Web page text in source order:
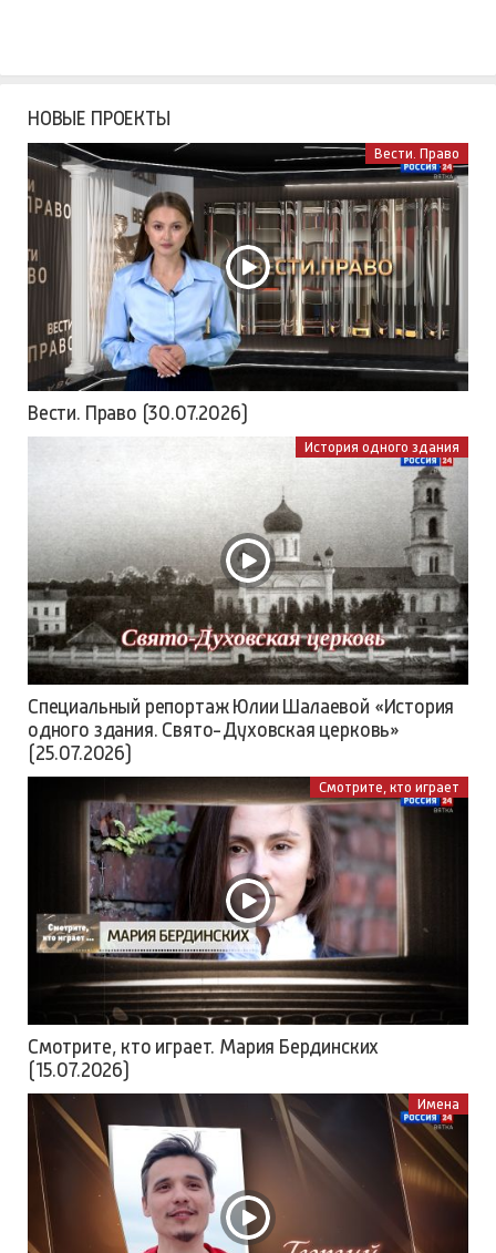
НОВЫЕ ПРОЕКТЫ
Вести. Право
Вести. Право (30.07.2026)
История одного здания
Специальный репортаж Юлии Шалаевой «История
одного здания. Свято-Духовская церковь»
(25.07.2026)
Смотрите, кто играет
Смотрите, кто играет. Мария Бердинских
(15.07.2026)
Имена